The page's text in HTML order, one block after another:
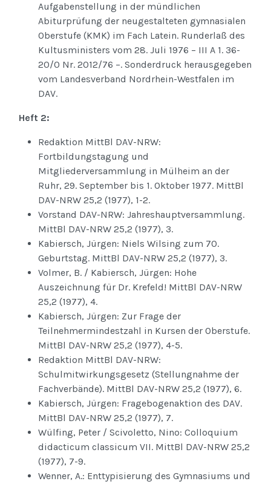
Aufgabenstellung in der mündlichen
Abiturprüfung der neugestalteten gymnasialen
Oberstufe (KMK) im Fach Latein. Runderlaß des
Kultusministers vom 28. Juli 1976 – III A 1. 36-
20/0 Nr. 2012/76 –. Sonderdruck herausgegeben
vom Landesverband Nordrhein-Westfalen im
DAV.
Heft 2:
Redaktion MittBl DAV-NRW:
Fortbildungstagung und
Mitgliederversammlung in Mülheim an der
Ruhr, 29. September bis 1. Oktober 1977. MittBl
DAV-NRW 25,2 (1977), 1-2.
Vorstand DAV-NRW: Jahreshauptversammlung.
MittBl DAV-NRW 25,2 (1977), 3.
Kabiersch, Jürgen: Niels Wilsing zum 70.
Geburtstag. MittBl DAV-NRW 25,2 (1977), 3.
Volmer, B. / Kabiersch, Jürgen: Hohe
Auszeichnung für Dr. Krefeld! MittBl DAV-NRW
25,2 (1977), 4.
Kabiersch, Jürgen: Zur Frage der
Teilnehmermindestzahl in Kursen der Oberstufe.
MittBl DAV-NRW 25,2 (1977), 4-5.
Redaktion MittBl DAV-NRW:
Schulmitwirkungsgesetz (Stellungnahme der
Fachverbände). MittBl DAV-NRW 25,2 (1977), 6.
Kabiersch, Jürgen: Fragebogenaktion des DAV.
MittBl DAV-NRW 25,2 (1977), 7.
Wülfing, Peter / Scivoletto, Nino: Colloquium
didacticum classicum VII. MittBl DAV-NRW 25,2
(1977), 7-9.
Wenner, A.: Enttypisierung des Gymnasiums und